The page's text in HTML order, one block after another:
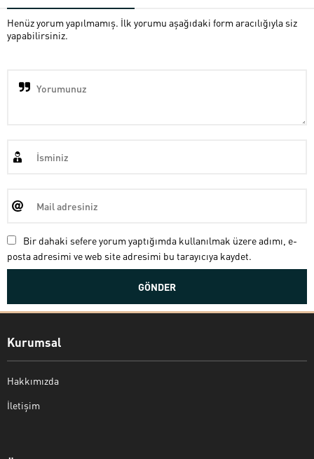
Henüz yorum yapılmamış. İlk yorumu aşağıdaki form aracılığıyla siz
yapabilirsiniz.
Bir dahaki sefere yorum yaptığımda kullanılmak üzere adımı, e-
posta adresimi ve web site adresimi bu tarayıcıya kaydet.
Kurumsal
Hakkımızda
İletişim